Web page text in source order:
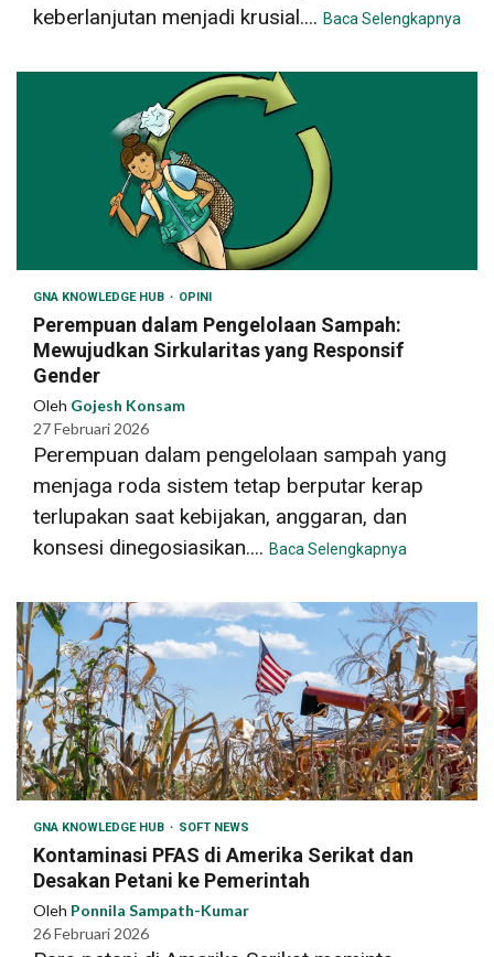
keberlanjutan menjadi krusial.... Baca Selengkapnya
GNA KNOWLEDGE HUB OPINI
Perempuan dalam Pengelolaan Sampah:
Mewujudkan Sirkularitas yang Responsif
Gender
Oleh Gojesh Konsam
27 Februari 2026
Perempuan dalam pengelolaan sampah yang
menjaga roda sistem tetap berputar kerap
terlupakan saat kebijakan, anggaran, dan
konsesi dinegosiasikan.... Baca Selengkapnya
GNA KNOWLEDGE HUB SOFT NEWS
Kontaminasi PFAS di Amerika Serikat dan
Desakan Petani ke Pemerintah
Oleh Ponnila Sampath-Kumar
26 Februari 2026